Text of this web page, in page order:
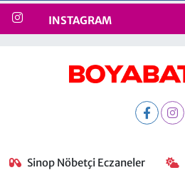
INSTAGRAM
Sinop Nöbetçi Eczaneler